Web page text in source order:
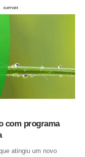
com programa
atingiu um novo